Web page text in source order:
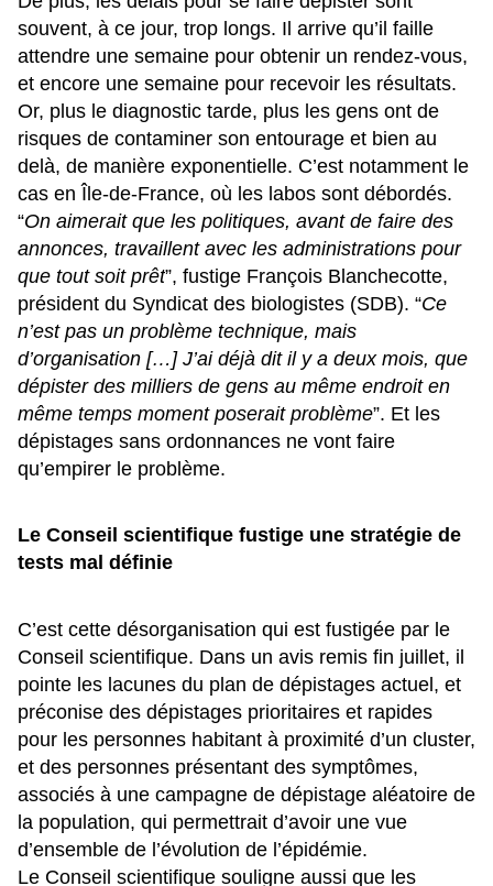
souvent, à ce jour, trop longs. Il arrive qu’il faille
attendre une semaine pour obtenir un rendez-vous,
et encore une semaine pour recevoir les résultats.
Or, plus le diagnostic tarde, plus les gens ont de
risques de contaminer son entourage et bien au
delà, de manière exponentielle. C’est notamment le
cas en Île-de-France, où les labos sont débordés.
“On aimerait que les politiques, avant de faire des
annonces, travaillent avec les administrations pour
que tout soit prêt”, fustige François Blanchecotte,
président du Syndicat des biologistes (SDB). “Ce
n’est pas un problème technique, mais
d’organisation […] J’ai déjà dit il y a deux mois, que
dépister des milliers de gens au même endroit en
même temps moment poserait problème”. Et les
dépistages sans ordonnances ne vont faire
qu’empirer le problème.
Le Conseil scientifique fustige une stratégie de
tests mal définie
C’est cette désorganisation qui est fustigée par le
Conseil scientifique. Dans un avis remis fin juillet, il
pointe les lacunes du plan de dépistages actuel, et
préconise des dépistages prioritaires et rapides
pour les personnes habitant à proximité d’un cluster,
et des personnes présentant des symptômes,
associés à une campagne de dépistage aléatoire de
la population, qui permettrait d’avoir une vue
d’ensemble de l’évolution de l’épidémie.
Le Conseil scientifique souligne aussi que les